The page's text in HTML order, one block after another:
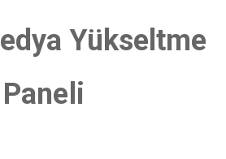
Yükseltme
Paneli